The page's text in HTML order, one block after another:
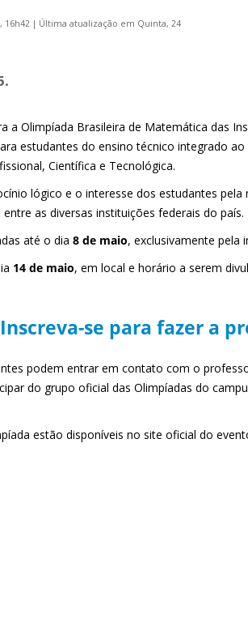
16h42 | Última atualização em Quinta, 24
a Olimpíada Brasileira de Matemática das
estudantes do ensino técnico integrado
Científica e Tecnológica.
lógico e o interesse dos estudantes
as diversas instituições federais do país.
até o dia 8 de maio, exclusivamente pela
14 de maio, em local e horário a serem
Inscreva-se para fazer a
podem entrar em contato com o
do grupo oficial das Olimpíadas do
estão disponíveis no site oficial do